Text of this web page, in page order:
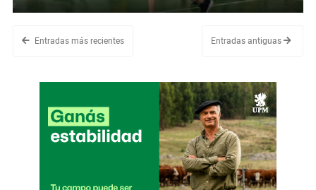
Entradas más recientes Entradas antiguas